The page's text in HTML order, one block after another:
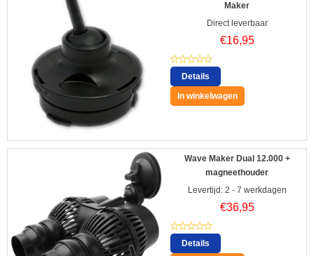
Maker
Direct leverbaar
€16,95
Details
In winkelwagen
Wave Maker Dual 12.000 +
magneethouder
Levertijd: 2 - 7 werkdagen
€36,95
Details